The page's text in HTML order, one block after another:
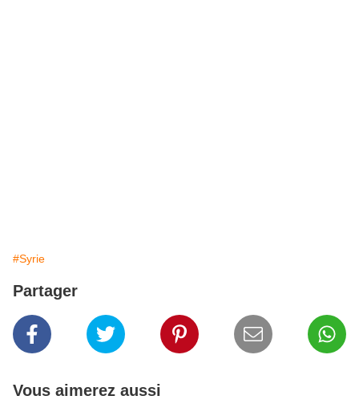
#Syrie
Partager
Vous aimerez aussi